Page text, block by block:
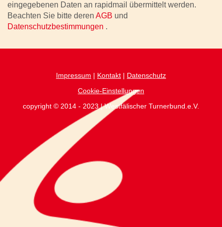
eingegebenen Daten an rapidmail übermittelt werden.
Beachten Sie bitte deren AGB und
Datenschutzbestimmungen .
Impressum | Kontakt | Datenschutz
Cookie-Einstellungen
copyright © 2014 - 2023 | Westfälischer Turnerbund.e.V.